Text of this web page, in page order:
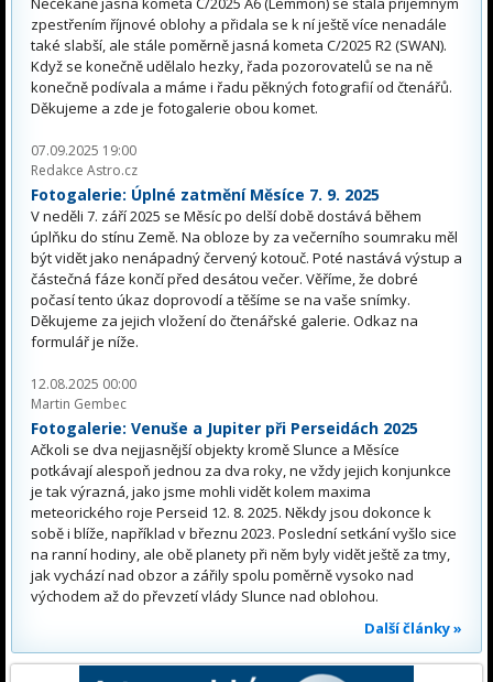
zpestřením říjnové oblohy a přidala se k ní ještě více nenadále
také slabší, ale stále poměrně jasná kometa C/2025 R2 (SWAN).
Když se konečně udělalo hezky, řada pozorovatelů se na ně
konečně podívala a máme i řadu pěkných fotografií od čtenářů.
Děkujeme a zde je fotogalerie obou komet.
07.09.2025 19:00
Redakce Astro.cz
Fotogalerie: Úplné zatmění Měsíce 7. 9. 2025
V neděli 7. září 2025 se Měsíc po delší době dostává během
úplňku do stínu Země. Na obloze by za večerního soumraku měl
být vidět jako nenápadný červený kotouč. Poté nastává výstup a
částečná fáze končí před desátou večer. Věříme, že dobré
počasí tento úkaz doprovodí a těšíme se na vaše snímky.
Děkujeme za jejich vložení do čtenářské galerie. Odkaz na
formulář je níže.
12.08.2025 00:00
Martin Gembec
Fotogalerie: Venuše a Jupiter při Perseidách 2025
Ačkoli se dva nejjasnější objekty kromě Slunce a Měsíce
potkávají alespoň jednou za dva roky, ne vždy jejich konjunkce
je tak výrazná, jako jsme mohli vidět kolem maxima
meteorického roje Perseid 12. 8. 2025. Někdy jsou dokonce k
sobě i blíže, například v březnu 2023. Poslední setkání vyšlo sice
na ranní hodiny, ale obě planety při něm byly vidět ještě za tmy,
jak vychází nad obzor a zářily spolu poměrně vysoko nad
východem až do převzetí vlády Slunce nad oblohou.
Další články »